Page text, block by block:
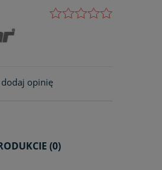
dodaj opinię
(0)